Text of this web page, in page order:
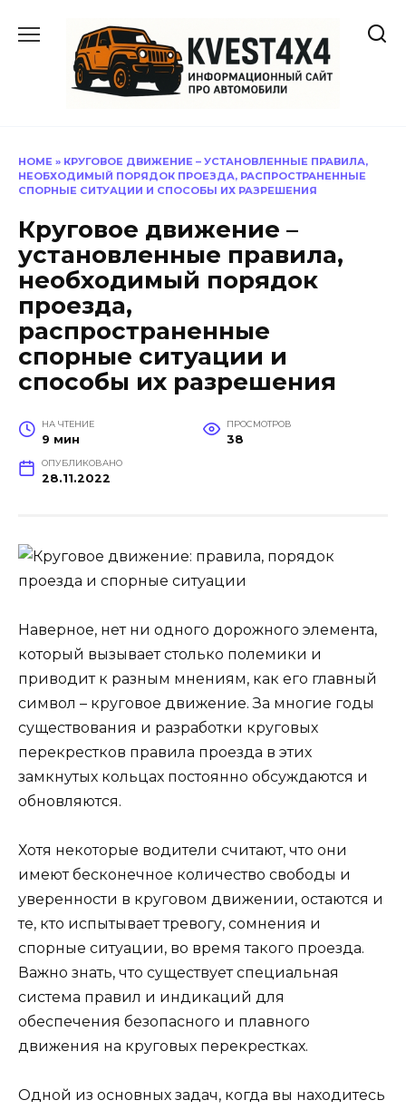
содержанию
HOME » КРУГОВОЕ ДВИЖЕНИЕ – УСТАНОВЛЕННЫЕ ПРАВИЛА,
НЕОБХОДИМЫЙ ПОРЯДОК ПРОЕЗДА, РАСПРОСТРАНЕННЫЕ
СПОРНЫЕ СИТУАЦИИ И СПОСОБЫ ИХ РАЗРЕШЕНИЯ
Круговое движение –
установленные правила,
необходимый порядок
проезда,
распространенные
спорные ситуации и
способы их разрешения
НА ЧТЕНИЕ
9 мин
ПРОСМОТРОВ
38
ОПУБЛИКОВАНО
28.11.2022
Наверное, нет ни одного дорожного элемента,
который вызывает столько полемики и
приводит к разным мнениям, как его главный
символ – круговое движение. За многие годы
существования и разработки круговых
перекрестков правила проезда в этих
замкнутых кольцах постоянно обсуждаются и
обновляются.
Хотя некоторые водители считают, что они
имеют бесконечное количество свободы и
уверенности в круговом движении, остаются и
те, кто испытывает тревогу, сомнения и
спорные ситуации, во время такого проезда.
Важно знать, что существует специальная
система правил и индикаций для
обеспечения безопасного и плавного
движения на круговых перекрестках.
Одной из основных задач, когда вы находитесь